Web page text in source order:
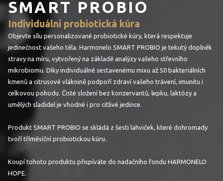
SMART PROBIO
Individuální probiotická kúra
Objevte sílu personalizované probiotické kúry, která respektuje
jedinečnost vašeho těla. Harmonelo SMART PROBIO je tekutý doplněk
stravy na míru, vytvořený na základě analýzy vašeho střevního
mikrobiomu. Díky individuálně sestavenému mixu až 50 bakteriálních
kmenů a citrusové vláknině podpoří zdraví vašeho trávení, imunitu i
celkovou pohodu. Čisté složení bez konzervantů, lepku, laktózy a
umělých sladidel je vhodné i pro citlivé jedince.
Produkt SMART PROBIO se skládá z šesti lahviček, které dohromady
tvoří tříměsíční probiotickou kúru.
Koupí tohoto produktu přispíváte do nadačního fondu HARMONELO
HOPE.